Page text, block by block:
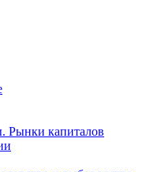
Рынки капиталов